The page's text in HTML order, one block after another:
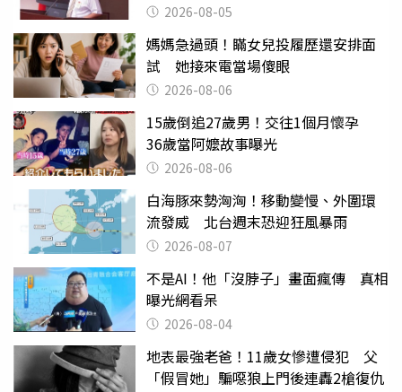
2026-08-05
媽媽急過頭！瞞女兒投履歷還安排面
試 她接來電當場傻眼
2026-08-06
15歲倒追27歲男！交往1個月懷孕
36歲當阿嬤故事曝光
2026-08-06
白海豚來勢洶洶！移動變慢、外圍環
流發威 北台週末恐迎狂風暴雨
2026-08-07
不是AI！他「沒脖子」畫面瘋傳 真相
曝光網看呆
2026-08-04
地表最強老爸！11歲女慘遭侵犯 父
「假冒她」騙噁狼上門後連轟2槍復仇